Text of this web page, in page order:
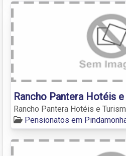
Rancho Pantera Hotéis
Rancho Pantera Hotéis e
Pensionatos em